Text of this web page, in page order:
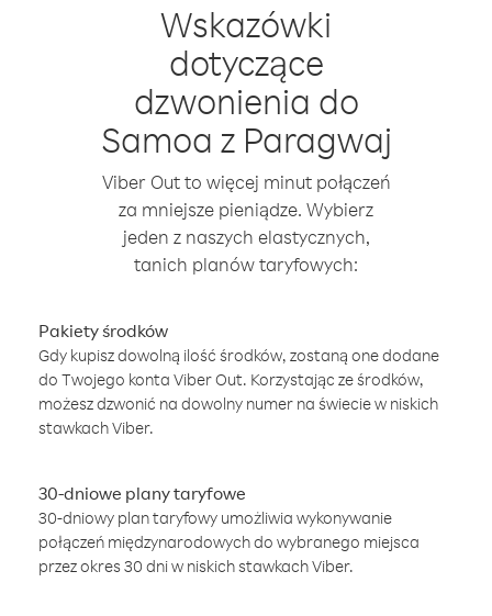
Wskazówki
dotyczące
dzwonienia do
Samoa z Paragwaj
Viber Out to więcej minut połączeń
za mniejsze pieniądze. Wybierz
jeden z naszych elastycznych,
tanich planów taryfowych:
Pakiety środków
Gdy kupisz dowolną ilość środków, zostaną one dodane
do Twojego konta Viber Out. Korzystając ze środków,
możesz dzwonić na dowolny numer na świecie w niskich
stawkach Viber.
30-dniowe plany taryfowe
30-dniowy plan taryfowy umożliwia wykonywanie
połączeń międzynarodowych do wybranego miejsca
przez okres 30 dni w niskich stawkach Viber.